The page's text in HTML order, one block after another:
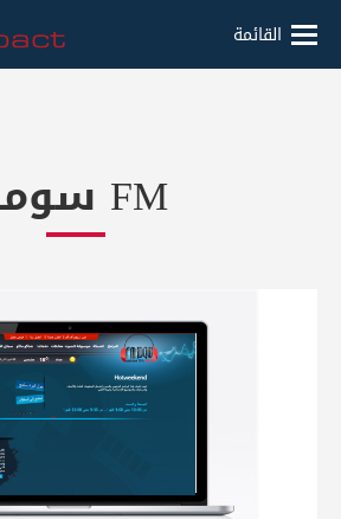
القائمة
FM سومر